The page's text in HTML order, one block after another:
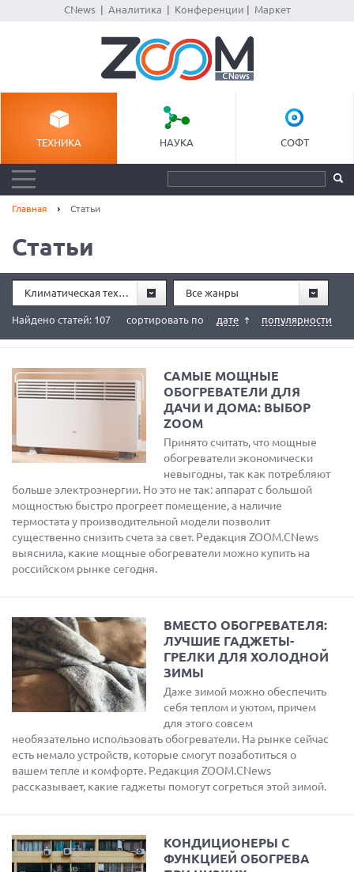
CNews| Аналитика Конференции Маркет
ТЕХНИКА НАУКА СОФТ
Главная Статьи
Статьи
Климатическая техника Все жанры
сортировать по дате популярности
Найдено статей: 107
САМЫЕ МОЩНЫЕ
ОБОГРЕВАТЕЛИ ДЛЯ
ДАЧИ И ДОМА: ВЫБОР
ZOOM
Принято считать, что мощные
обогреватели экономически
невыгодны, так как потребляют
больше электроэнергии. Но это не так: аппарат с большой
мощностью быстро прогреет помещение, а наличие
термостата у производительной модели позволит
существенно снизить счета за свет. Редакция ZOOM.CNews
выяснила, какие мощные обогреватели можно купить на
российском рынке сегодня.
ВМЕСТО ОБОГРЕВАТЕЛЯ:
ЛУЧШИЕ ГАДЖЕТЫ-
ГРЕЛКИ ДЛЯ ХОЛОДНОЙ
ЗИМЫ
Даже зимой можно обеспечить
себя теплом и уютом, причем
для этого совсем
необязательно использовать обогреватели. На рынке сейчас
есть немало устройств, которые смогут позаботиться о
вашем тепле и комфорте. Редакция ZOOM.CNews
рассказывает, какие гаджеты помогут согреться этой зимой.
КОНДИЦИОНЕРЫ С
ФУНКЦИЕЙ ОБОГРЕВА